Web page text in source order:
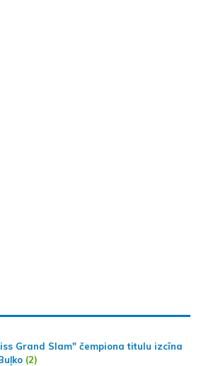
Grand Slam" čempiona titulu izcīna
(2)